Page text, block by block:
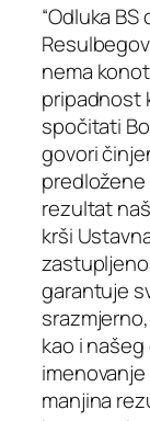
“Odluka
nema
pripadnost
spočitati
govori
predložene
rezultat
krši
garantuje
kao i
manjina